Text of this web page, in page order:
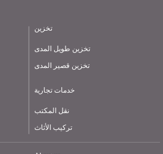
تخزين
تخزين طويل المدى
تخزين قصير المدى
خدمات تجارية
نقل المكتب
تركيب الأثاث